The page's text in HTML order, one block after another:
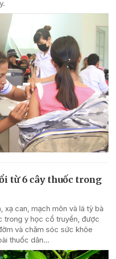
từ 6 cây thuốc trong
xạ can, mạch môn và lá tỳ bà
trong y học cổ truyền, được
và chăm sóc sức khỏe
thuốc dân...